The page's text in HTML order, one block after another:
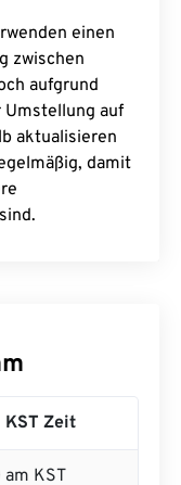
einen
zwischen
aufgrund
auf
aktualisieren
damit
KST Zeit
am KST